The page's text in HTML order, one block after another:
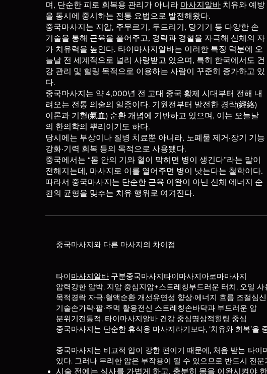
며, 단순한 피로 회복용 관리가 아니라 마사지알바 치유와 예방
을 동시에 중시하는 전통 요법으로 발전해왔다.
중국마사지는 지압, 주무르기, 두드리기, 당기기 등 다양한 손
기술을 통해 근육을 풀어주고, 경락과 경혈을 자극해 신체의 자
가 치유력을 높인다. 타이마사지알바는 이러한 특징 덕분에 오
늘날 전 세계적으로 널리 사랑받고 있으며, 특히 한국에서도 건
강 관리 및 힐링 목적으로 이용하는 사람이 꾸준히 증가하고 있
다.
중국마사지는 약 4,000년 전 고대 중국 황제 시대부터 전해 내
려오는 전통 의술의 일종이다. 기원전부터 발전한 경락(經絡)
이론과 기혈(氣血) 순환 개념에 기반하고 있으며, 이는 오늘날
의 한의학의 뿌리이기도 하다.
당시에는 부상이나 질병 치료뿐 아니라, 노폐물 제거·장기 기능
강화·기력 회복 등의 목적으로 사용됐다.
중국에서는 “몸 안의 기와 혈이 막히면 병이 생긴다”라는 말이
전해지는데, 마사지로 이를 열어주면 병이 낫는다는 철학이다.
따라서 중국마사지는 단순한 근육 이완이 아닌 신체 에너지 순
환의 균형을 맞추는 치유 행위로 여겨진다.
중국마사지와 다른 마사지의 차이점
타이마사지알바 구분중국마사지타이마사지아로마마사지
압력강한 압박, 지압 중심지압+스트레칭부드러운 터치, 오일 사
목적경락 자극·혈액순환 개선유연성 향상·에너지 흐름 조절심
기술손가락·팔·주먹 활용전신 스트레칭손바닥과 부드러운 압
분위기전통적, 타이마사지알바 건강 중심명상적힐링 중심
중국마사지는 단순한 휴식용 마사지라기보다, ‘치유와 회복’
중국마사지는 비교적 압이 강한 편이기 때문에, 처음 받는 타
있다. 그러나 무리한 압은 부작용이 될 수 있으므로 반드시 전
시술 전에는 식사를 가볍게 하고, 충분히 몸을 이완시켜야